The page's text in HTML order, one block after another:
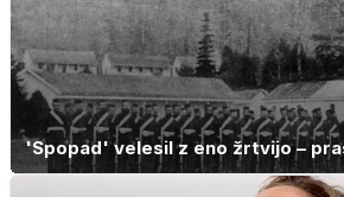
'Spopad' velesil z eno žrtvijo –